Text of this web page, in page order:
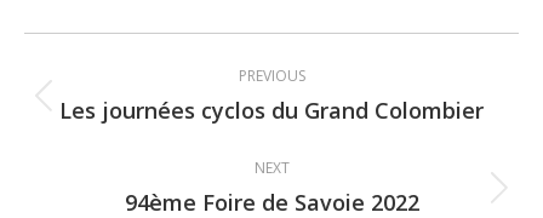
navigation
PREVIOUS
Previous
Les journées cyclos du Grand Colombier
NEXT
Next
94ème Foire de Savoie 2022